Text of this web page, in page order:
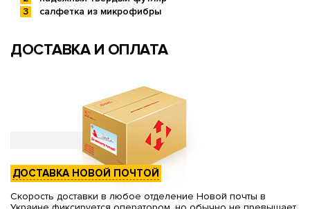
салфетка из микрофибры
ДОСТАВКА И ОПЛАТА
ДОСТАВКА НОВОЙ ПОЧТОЙ
Скорость доставки в любое отделение Новой почты в